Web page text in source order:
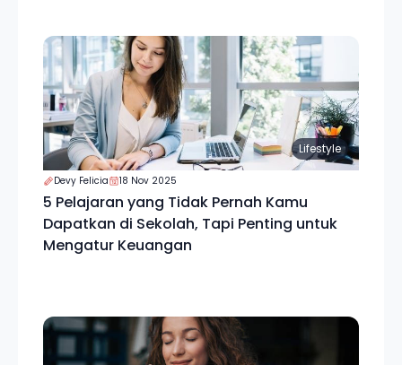
Lifestyle
Devy Felicia 18 Nov 2025
5 Pelajaran yang Tidak Pernah Kamu
Dapatkan di Sekolah, Tapi Penting untuk
Mengatur Keuangan